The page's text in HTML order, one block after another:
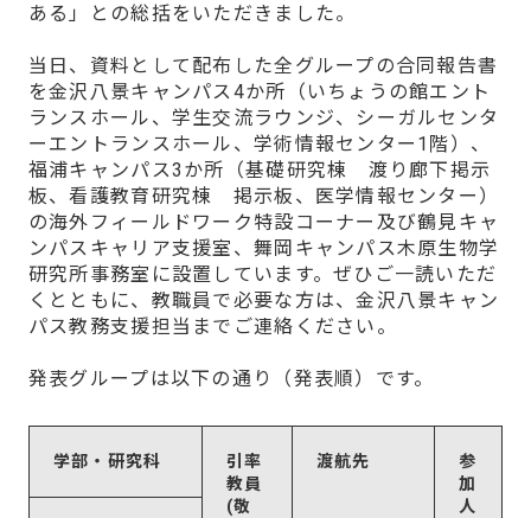
ある」との総括をいただきました。
当日、資料として配布した全グループの合同報告書
を金沢八景キャンパス4か所（いちょうの館エント
ランスホール、学生交流ラウンジ、シーガルセンタ
ーエントランスホール、学術情報センター1階）、
福浦キャンパス3か所（基礎研究棟 渡り廊下掲示
板、看護教育研究棟 掲示板、医学情報センター）
の海外フィールドワーク特設コーナー及び鶴見キャ
ンパスキャリア支援室、舞岡キャンパス木原生物学
研究所事務室に設置しています。ぜひご一読いただ
くとともに、教職員で必要な方は、金沢八景キャン
パス教務支援担当までご連絡ください。
発表グループは以下の通り（発表順）です。
学部・研究科
引率
教員
(敬
渡航先
参
加
人